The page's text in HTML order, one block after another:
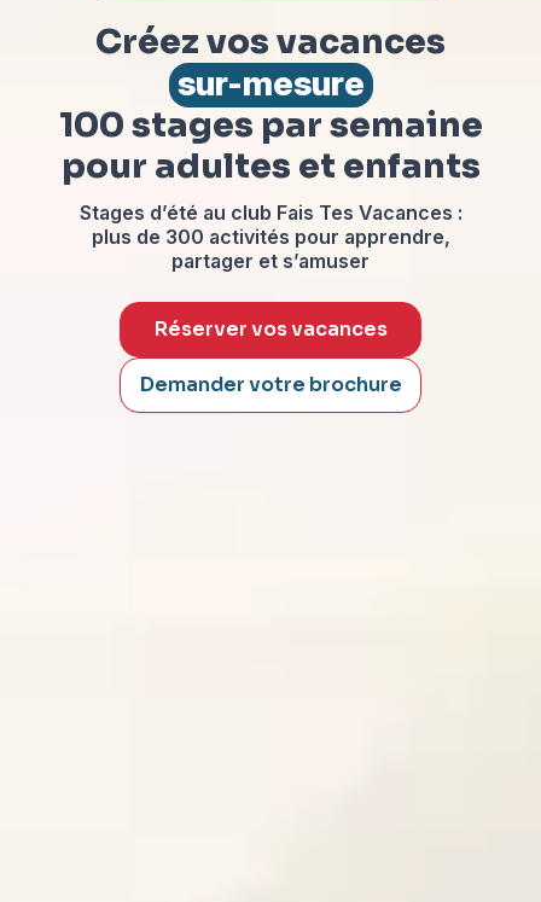
Créez vos vacances
sur-mesure
100 stages par semaine
pour adultes et enfants
Stages d’été au club Fais Tes Vacances :
plus de 300 activités pour apprendre,
partager et s’amuser
Réserver vos vacances
Demander votre brochure